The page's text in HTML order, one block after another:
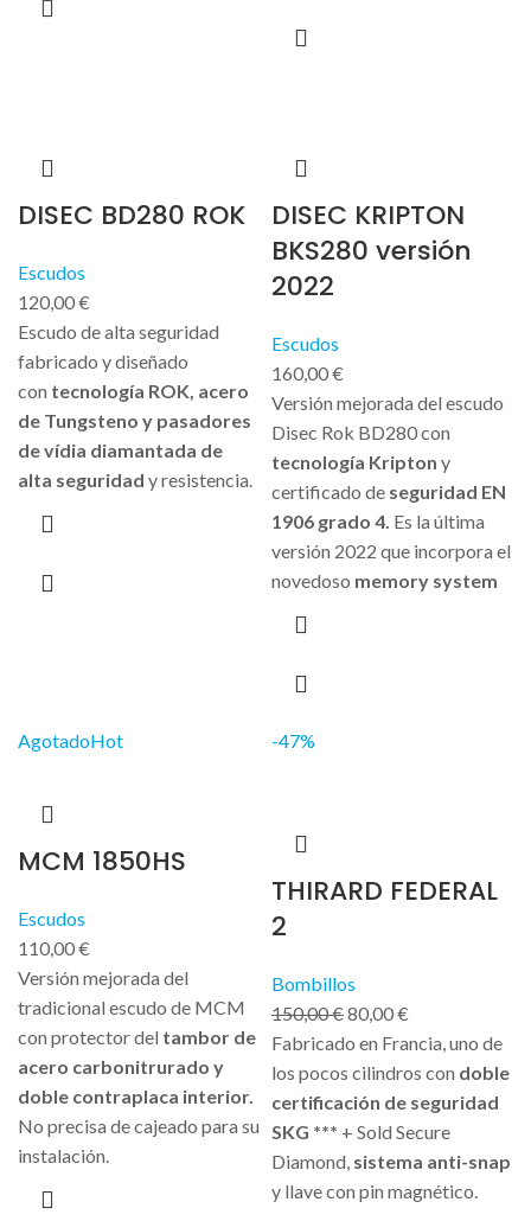
DISEC BD280 ROK
Escudos
120,00€
Escudo de alta seguridad
fabricado y diseñado
con tecnología ROK, acero
de Tungsteno y pasadores
de vídia diamantada de
alta seguridad y resistencia.
DISEC KRIPTON
BKS280 versión
2022
Escudos
160,00€
Versión mejorada del escudo
Disec Rok BD280 con
tecnología Kripton y
certificado de seguridad EN
1906 grado 4. Es la última
versión 2022 que incorpora el
novedoso memory system
AgotadoHot
MCM 1850HS
Escudos
110,00€
Versión mejorada del
tradicional escudo de MCM
con protector del tambor de
acero carbonitrurado y
doble contraplaca interior.
No precisa de cajeado para su
instalación.
-47%
THIRARD FEDERAL
2
Bombillos
150,00€80,00€
Fabricado en Francia, uno de
los pocos cilindros con doble
certificación de seguridad
SKG *** + Sold Secure
Diamond, sistema anti-snap
y llave con pin magnético.